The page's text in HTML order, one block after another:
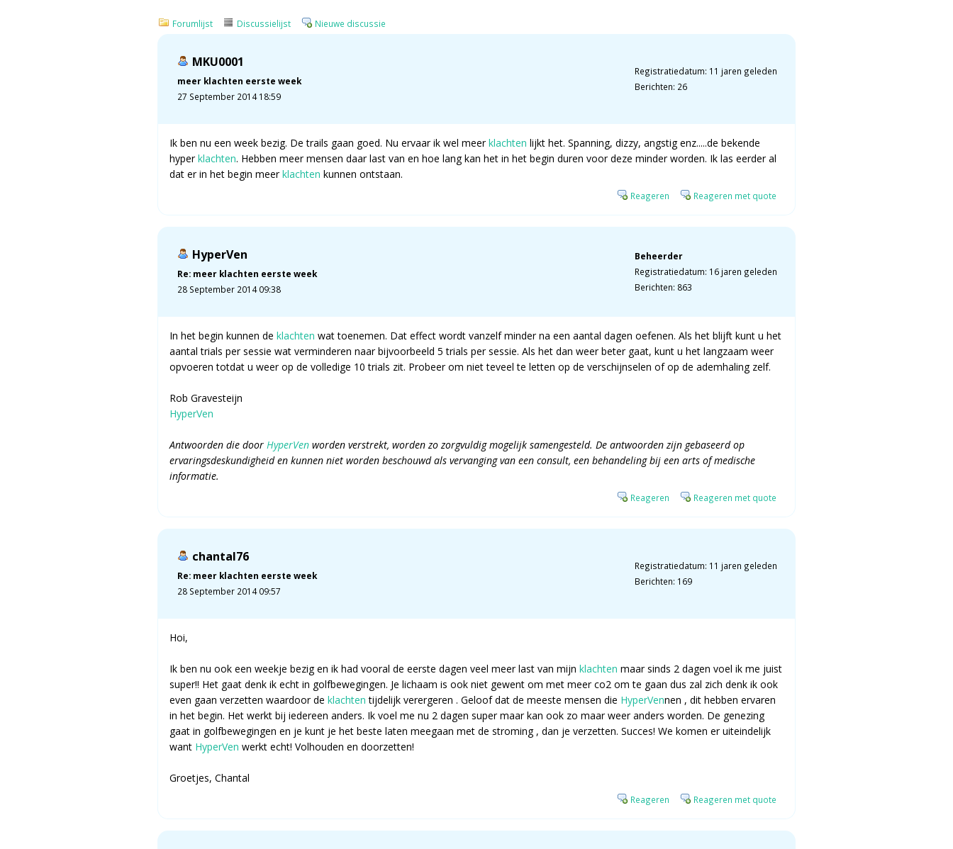
Forumlijst Discussielijst Nieuwe discussie
MKU0001
meer klachten eerste week
27 September 2014 18:59
Registratiedatum: 11 jaren geleden
Berichten: 26
Ik ben nu een week bezig. De trails gaan goed. Nu ervaar ik wel meerklachten lijkt het. Spanning, dizzy, angstig enz.....de bekende
hyperklachten. Hebben meer mensen daar last van en hoe lang kan het in het begin duren voor deze minder worden. Ik las eerder al
dat er in het begin meerklachten kunnen ontstaan.
Reageren Reageren met quote
HyperVen
Re: meer klachten eerste week
28 September 2014 09:38
Beheerder
Registratiedatum: 16 jaren geleden
Berichten: 863
In het begin kunnen de klachten wat toenemen. Dat effect wordt vanzelf minder na een aantal dagen oefenen. Als het blijft kunt u het
aantal trials per sessie wat verminderen naar bijvoorbeeld 5 trials per sessie. Als het dan weer beter gaat, kunt u het langzaam weer
opvoeren totdat u weer op de volledige 10 trials zit. Probeer om niet teveel te letten op de verschijnselen of op de ademhaling zelf.
Rob Gravesteijn
HyperVen
Antwoorden die door HyperVen worden verstrekt, worden zo zorgvuldig mogelijk samengesteld. De antwoorden zijn gebaseerd op
ervaringsdeskundigheid en kunnen niet worden beschouwd als vervanging van een consult, een behandeling bij een arts of medische
informatie.
Reageren Reageren met quote
chantal76
Re: meer klachten eerste week
28 September 2014 09:57
Registratiedatum: 11 jaren geleden
Berichten: 169
Hoi,
Ik ben nu ook een weekje bezig en ik had vooral de eerste dagen veel meer last van mijn klachten maar sinds 2 dagen voel ik me juist
super!! Het gaat denk ik echt in golfbewegingen. Je lichaam is ook niet gewent om met meer co2 om te gaan dus zal zich denk ik ook
even gaan verzetten waardoor de klachten tijdelijk verergeren . Geloof dat de meeste mensen die HyperVennen , dit hebben ervaren
in het begin. Het werkt bij iedereen anders. Ik voel me nu 2 dagen super maar kan ook zo maar weer anders worden. De genezing
gaat in golfbewegingen en je kunt je het beste laten meegaan met de stroming , dan je verzetten. Succes! We komen er uiteindelijk
want HyperVen werkt echt! Volhouden en doorzetten!
Groetjes, Chantal
Reageren Reageren met quote